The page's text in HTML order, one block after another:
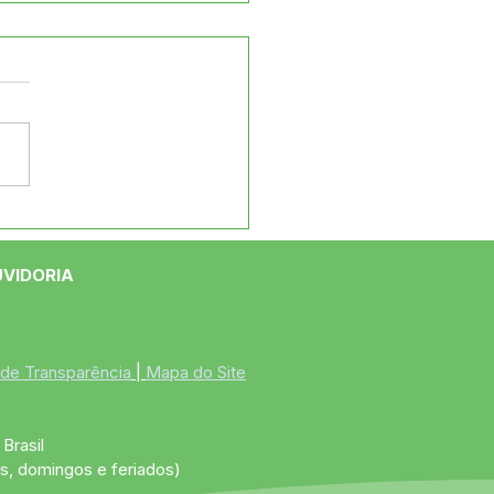
Discute Reajuste
dos Funcionários
Transparência Mapa do Site
domingos e feriados)